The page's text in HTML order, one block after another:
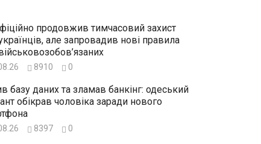
продовжив тимчасовий захист
але запровадив нові правила
8910 0
базу даних та зламав банкінг: одеський
обікрав чоловіка заради нового
8397 0